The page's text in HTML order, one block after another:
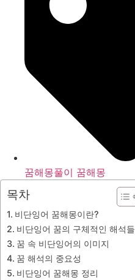
꿈해몽풀이 꿈해몽
목차
비단잉어 꿈해몽이란?
비단잉어 꿈의 구체적인 해석들
꿈 속 비단잉어의 이미지
꿈 해석의 중요성
비단잉어 꿈해몽 정리